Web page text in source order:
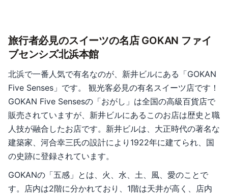
旅行者必見のスイーツの名店 GOKAN ファイ
ブセンシズ北浜本館
北浜で一番人気で有名なのが、新井ビルにある「GOKAN
Five Senses」です。 観光客必見の有名スイーツ店です！
GOKAN Five Sensesの「おがし」は全国の高級百貨店で
販売されていますが、新井ビルにあるこのお店は歴史と職
人技が融合したお店です。新井ビルは、大正時代の著名な
建築家、河合幸三氏の設計により1922年に建てられ、国
の史跡に登録されています。
GOKANの「五感」とは、火、水、土、風、愛のことで
す。店内は2階に分かれており、1階は天井が高く、店内